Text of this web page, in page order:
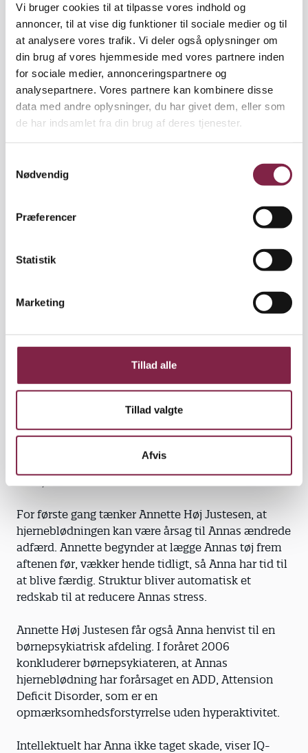
Vi bruger cookies til at tilpasse vores indhold og
annoncer, til at vise dig funktioner til sociale medier og til
at analysere vores trafik. Vi deler også oplysninger om
din brug af vores hjemmeside med vores partnere inden
for sociale medier, annonceringspartnere og
analysepartnere. Vores partnere kan kombinere disse
data med andre oplysninger, du har givet dem, eller som
de har indsamlet fra din brug af deres tjenester.
Nødvendig
Præferencer
Statistik
Marketing
Tillad alle
Tillad valgte
Afvis
En dag ringer en af lærerne fra skolen hjem og siger,
at de er meget bekymrede for Anna. Hun græder tit i
skolen, uden at lærerne kan finde ud af hvorfor. De
kan nærmest ikke nå ind til hende. Ind imellem
oplever de tilmed, at Anna får angstlignende anfald,
når hun føler sig presset.
har en grad af autisme eller i hvert fald en
kontaktforstyrrelse.
En tilfældig snak. Det er i den periode, at Anna
starter til ridning sammen med veninden Sarah. Det
er overstået, for det er svært at overskue, men Anna
har en god ridelærer og bliver god til at ride. Annas
mor hjælper hver gang.
En dag sidder mødrene til de to veninder og
snakker, mens pigerne ridder. Annette Høj Justesen
"Det lyder næsten som mine klienter. De skal have
meget struktur for ikke at blive stressede", siger
For første gang tænker Annette Høj Justesen, at
hjerneblødningen kan være årsag til Annas ændrede
adfærd. Annette begynder at lægge Annas tøj frem
aftenen før, vækker hende tidligt, så Anna har tid til
at blive færdig. Struktur bliver automatisk et
redskab til at reducere Annas stress.
Annette Høj Justesen får også Anna henvist til en
børnepsykiatrisk afdeling. I foråret 2006
konkluderer børnepsykiateren, at Annas
hjerneblødning har forårsaget en ADD, Attension
Deficit Disorder, som er en
opmærksomhedsforstyrrelse uden hyperaktivitet.
Intellektuelt har Anna ikke taget skade, viser IQ-